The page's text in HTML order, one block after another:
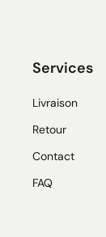
Services
Livraison
Retour
Contact
FAQ